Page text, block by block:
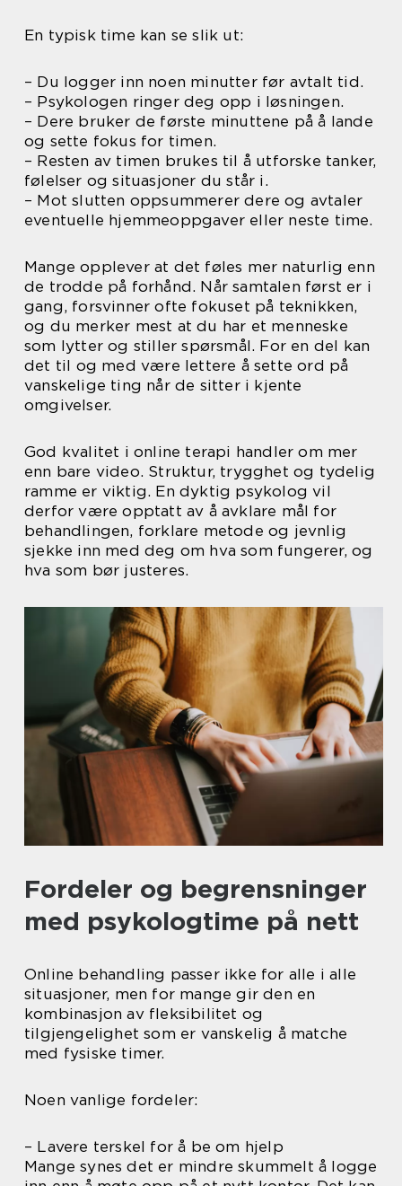
En typisk time kan se slik ut:
– Du logger inn noen minutter før avtalt tid.
– Psykologen ringer deg opp i løsningen.
– Dere bruker de første minuttene på å lande
og sette fokus for timen.
– Resten av timen brukes til å utforske tanker,
følelser og situasjoner du står i.
– Mot slutten oppsummerer dere og avtaler
eventuelle hjemmeoppgaver eller neste time.
Mange opplever at det føles mer naturlig enn
de trodde på forhånd. Når samtalen først er i
gang, forsvinner ofte fokuset på teknikken,
og du merker mest at du har et menneske
som lytter og stiller spørsmål. For en del kan
det til og med være lettere å sette ord på
vanskelige ting når de sitter i kjente
omgivelser.
God kvalitet i online terapi handler om mer
enn bare video. Struktur, trygghet og tydelig
ramme er viktig. En dyktig psykolog vil
derfor være opptatt av å avklare mål for
behandlingen, forklare metode og jevnlig
sjekke inn med deg om hva som fungerer, og
hva som bør justeres.
Fordeler og begrensninger
med psykologtime på nett
Online behandling passer ikke for alle i alle
situasjoner, men for mange gir den en
kombinasjon av fleksibilitet og
tilgjengelighet som er vanskelig å matche
med fysiske timer.
Noen vanlige fordeler:
– Lavere terskel for å be om hjelp
Mange synes det er mindre skummelt å logge